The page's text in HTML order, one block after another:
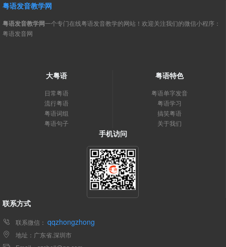
粤语发音教学网
粤语发音教学网一个专门在线粤语发音教学的网站！欢迎关注我们的微信小程序：
粤语发音网
大粤语
日常粤语
流行粤语
粤语词组
粤语句子
粤语特色
粤语单字发音
粤语学习
搞笑粤语
关于我们
手机访问
联系方式
联系微信： qqzhongzhong
地址：广东省.深圳市